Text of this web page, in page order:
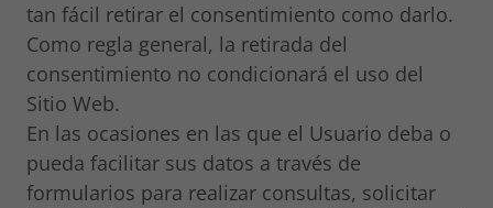
tan fácil retirar el consentimiento como darlo.
Como regla general, la retirada del
consentimiento no condicionará el uso del
Sitio Web.
En las ocasiones en las que el Usuario deba o
pueda facilitar sus datos a través de
formularios para realizar consultas, solicitar